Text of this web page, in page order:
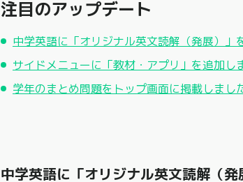
注目のアップデート
中学英語に「オリジナル英文読解（発展）」
サイドメニューに「教材・アプリ」を追加し
学年のまとめ問題をトップ画面に掲載しまし
中学英語に「オリジナル英文読解（